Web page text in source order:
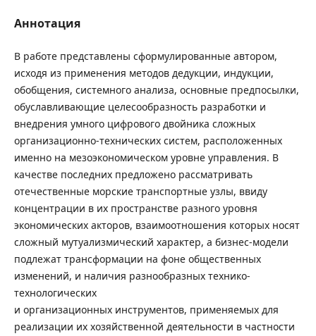
Аннотация
В работе представлены сформулированные автором,
исходя из применения методов дедукции, индукции,
обобщения, системного анализа, основные предпосылки,
обуславливающие целесообразность разработки и
внедрения умного цифрового двойника сложных
организационно-технических систем, расположенных
именно на мезоэкономическом уровне управления. В
качестве последних предложено рассматривать
отечественные морские транспортные узлы, ввиду
концентрации в их пространстве разного уровня
экономических акторов, взаимоотношения которых носят
сложный мутуализмический характер, а бизнес-модели
подлежат трансформации на фоне общественных
изменений, и наличия разнообразных технико-
технологических
и организационных инструментов, применяемых для
реализации их хозяйственной деятельности в частности